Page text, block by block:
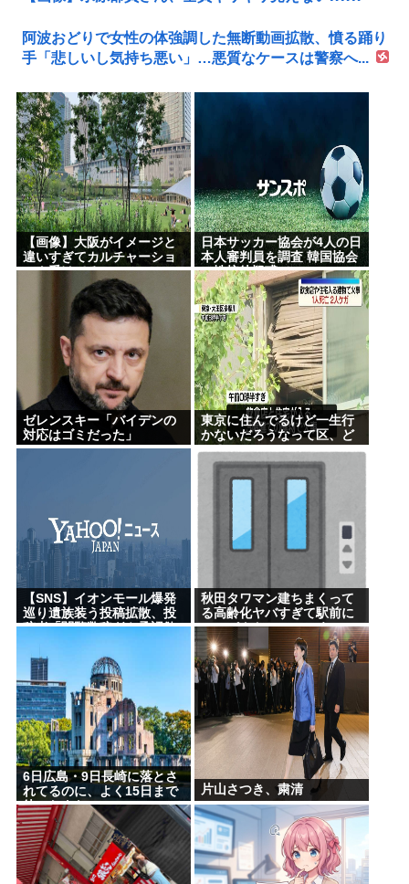
阿波おどりで女性の体強調した無断動画拡散、憤る踊り
手「悲しいし気持ち悪い」…悪質なケースは警察へ...
【画像】大阪がイメージと
違いすぎてカルチャーショ
ック受けてる
日本サッカー協会が4人の日
本人審判員を調査 韓国協会
の性接待疑惑で
ゼレンスキー「バイデンの
対応はゴミだった」
東京に住んでるけど一生行
かないだろうなって区、ど
こ？
【SNS】イオンモール爆発
巡り遺族装う投稿拡散、投
稿者「閲覧数稼ぎや承認欲
秋田タワマン建ちまくって
る高齢化ヤバすぎて駅前に
コンパクトシティつくっ
て...
6日広島・9日長崎に落とさ
れてるのに、よく15日まで
待ったよな
片山さつき、粛清